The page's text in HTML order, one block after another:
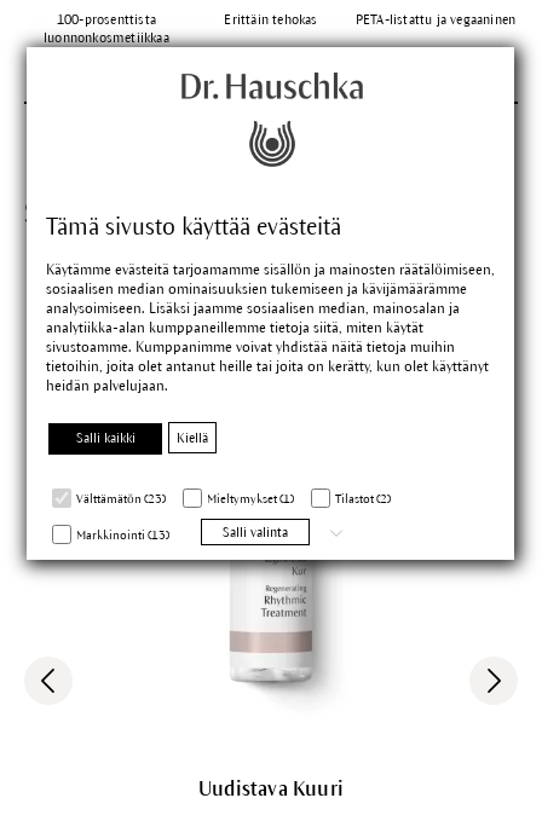
Tämä sivusto käyttää evästeitä
Käytämme evästeitä tarjoamamme sisällön ja mainosten räätälöimiseen,
sosiaalisen median ominaisuuksien tukemiseen ja kävijämäärämme
analysoimiseen. Lisäksi jaamme sosiaalisen median, mainosalan ja
analytiikka-alan kumppaneillemme tietoja siitä, miten käytät
sivustoamme. Kumppanimme voivat yhdistää näitä tietoja muihin
tietoihin, joita olet antanut heille tai joita on kerätty, kun olet käyttänyt
heidän palvelujaan.
Salli kaikki Kiellä
Välttämätön (23) Mieltymykset (1) Tilastot (2)
Markkinointi (13) Salli valinta
100-prosenttista
luonnonkosmetiikkaa
Erittäin tehokas PETA-listattu ja vegaaninen
Sopivat tuotteet
Uudistava Kuuri